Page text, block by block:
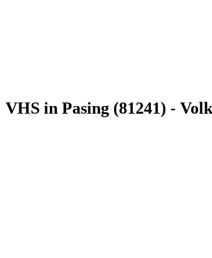
VHS in Pasing (81241) -